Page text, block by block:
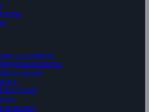
соглашение
о рисках
cookie
политика